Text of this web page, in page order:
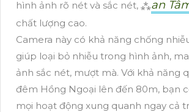
hình ảnh rõ nét và sắc nét, ⁂an
chất lượng cao.
Camera này có khả năng chống
giúp loại bỏ nhiễu trong hình ảnh,
ảnh sắc nét, mượt mà. Với khả năng
đêm Hồng Ngoại lên đến 80m, bạn
mọi hoạt động xung quanh ngay cả